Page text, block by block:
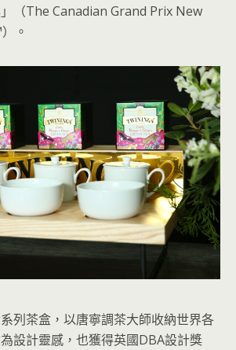
」（The Canadian Grand Prix New
。
列茶盒，以唐寧調茶大師收納世界各
設計靈感，也獲得英國DBA設計獎